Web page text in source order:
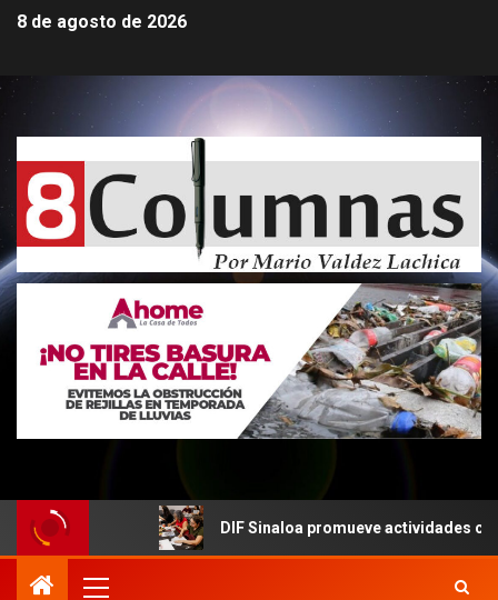
8 de agosto de 2026
DIF Sinaloa promueve actividades culturales